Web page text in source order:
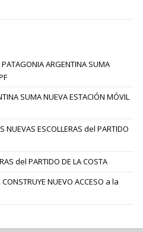
PATAGONIA ARGENTINA SUMA
SUMA NUEVA ESTACIÓN MÓVIL
NUEVAS ESCOLLERAS del PARTIDO
del PARTIDO DE LA COSTA
CONSTRUYE NUEVO ACCESO a la